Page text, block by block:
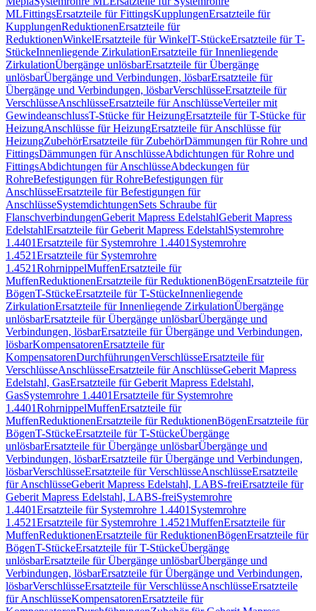
MLFittingsErsatzteile für FittingsKupplungenErsatzteile für
KupplungenReduktionenErsatzteile für
ReduktionenWinkelErsatzteile für WinkelT-StückeErsatzteile für T-
StückeInnenliegende ZirkulationErsatzteile für Innenliegende
ZirkulationÜbergänge unlösbarErsatzteile für Übergänge
unlösbarÜbergänge und Verbindungen, lösbarErsatzteile für
Übergänge und Verbindungen, lösbarVerschlüsseErsatzteile für
VerschlüsseAnschlüsseErsatzteile für AnschlüsseVerteiler mit
GewindeanschlussT-Stücke für HeizungErsatzteile für T-Stücke für
HeizungAnschlüsse für HeizungErsatzteile für Anschlüsse für
HeizungZubehörErsatzteile für ZubehörDämmungen für Rohre und
FittingsDämmungen für AnschlüsseAbdichtungen für Rohre und
FittingsAbdichtungen für AnschlüsseAbdeckungen für
RohreBefestigungen für RohreBefestigungen für
AnschlüsseErsatzteile für Befestigungen für
AnschlüsseSystemdichtungenSets Schraube für
FlanschverbindungenGeberit Mapress EdelstahlGeberit Mapress
EdelstahlErsatzteile für Geberit Mapress EdelstahlSystemrohre
1.4401Ersatzteile für Systemrohre 1.4401 Systemrohre
1.4521Ersatzteile für Systemrohre
1.4521RohrnippelMuffenErsatzteile für
MuffenReduktionenErsatzteile für ReduktionenBögenErsatzteile für
BögenT-StückeErsatzteile für T-StückeInnenliegende
ZirkulationErsatzteile für Innenliegende ZirkulationÜbergänge
unlösbarErsatzteile für Übergänge unlösbarÜbergänge und
Verbindungen, lösbarErsatzteile für Übergänge und Verbindungen,
lösbarKompensatorenErsatzteile für
KompensatorenDurchführungenVerschlüsseErsatzteile für
VerschlüsseAnschlüsseErsatzteile für AnschlüsseGeberit Mapress
Edelstahl, GasErsatzteile für Geberit Mapress Edelstahl,
GasSystemrohre 1.4401Ersatzteile für Systemrohre
1.4401RohrnippelMuffenErsatzteile für
MuffenReduktionenErsatzteile für ReduktionenBögenErsatzteile für
BögenT-StückeErsatzteile für T-StückeÜbergänge
unlösbarErsatzteile für Übergänge unlösbarÜbergänge und
Verbindungen, lösbarErsatzteile für Übergänge und Verbindungen,
lösbarVerschlüsseErsatzteile für VerschlüsseAnschlüsseErsatzteile
für AnschlüsseGeberit Mapress Edelstahl, LABS-freiErsatzteile für
Geberit Mapress Edelstahl, LABS-freiSystemrohre
1.4401Ersatzteile für Systemrohre 1.4401 Systemrohre
1.4521Ersatzteile für Systemrohre 1.4521MuffenErsatzteile für
MuffenReduktionenErsatzteile für ReduktionenBögenErsatzteile für
BögenT-StückeErsatzteile für T-StückeÜbergänge
unlösbarErsatzteile für Übergänge unlösbarÜbergänge und
Verbindungen, lösbarErsatzteile für Übergänge und Verbindungen,
lösbarVerschlüsseErsatzteile für VerschlüsseAnschlüsseErsatzteile
für AnschlüsseKompensatorenErsatzteile für